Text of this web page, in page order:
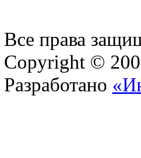
Все права
Copyright ©
Разработано